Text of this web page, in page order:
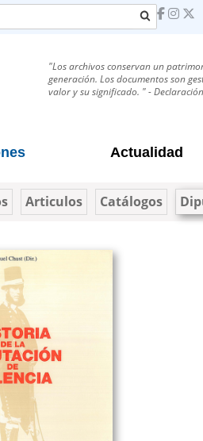
"Los archivos conservan un
generación. Los documentos son
valor y su significado. " -
Actualidad
Articulos Catálogos